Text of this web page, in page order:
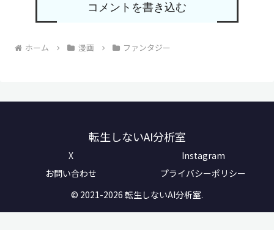
コメントを書き込む
ホーム 漫画 ファンタジー
転生しないAI分析室
X
Instagram
お問い合わせ
プライバシーポリシー
© 2021-2026 転生しないAI分析室.